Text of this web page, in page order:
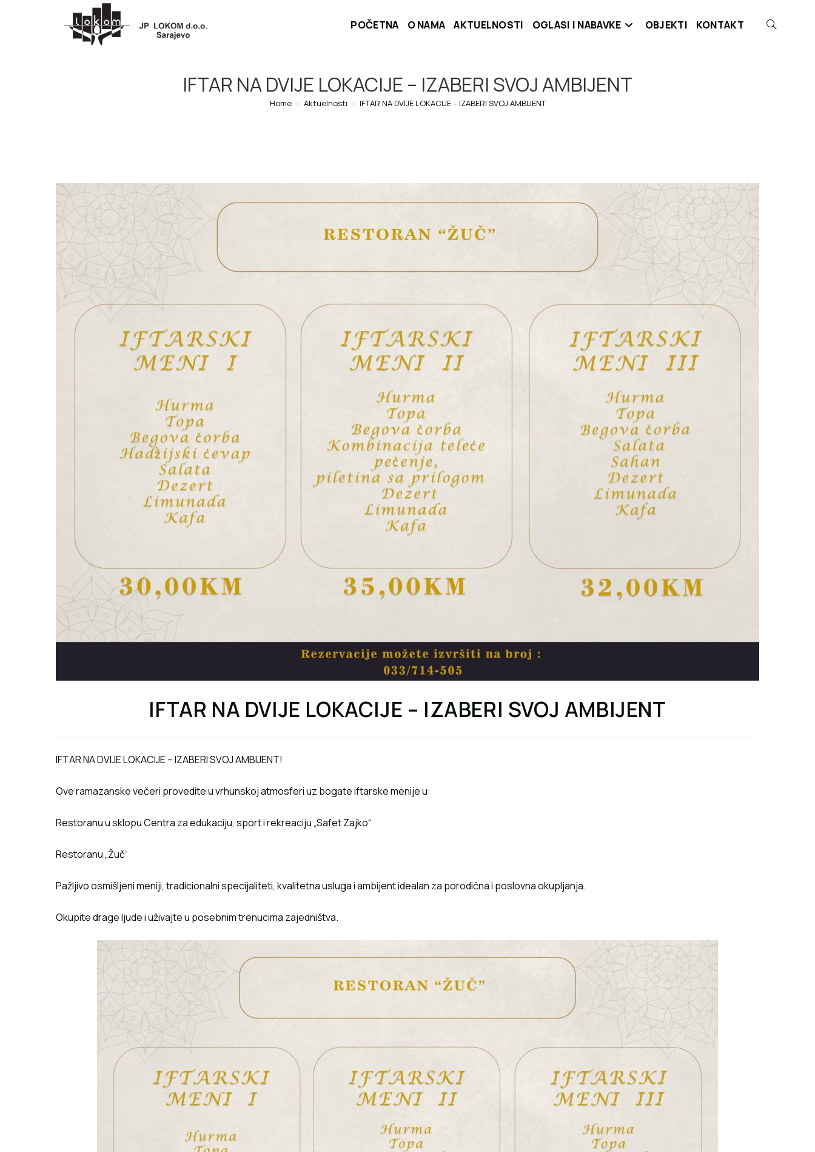
POČETNA O NAMA AKTUELNOSTI OGLASI I NABAVKE OBJEKTI KONTAKT
IFTAR NA DVIJE LOKACIJE – IZABERI SVOJ AMBIJENT
Home > Aktuelnosti > IFTAR NA DVIJE LOKACIJE – IZABERI SVOJ AMBIJENT
IFTAR NA DVIJE LOKACIJE – IZABERI SVOJ AMBIJENT
IFTAR NA DVIJE LOKACIJE – IZABERI SVOJ AMBIJENT!
Ove ramazanske večeri provedite u vrhunskoj atmosferi uz bogate iftarske menije u:
Restoranu u sklopu Centra za edukaciju, sport i rekreaciju „Safet Zajko“
Restoranu „Žuč“
Pažljivo osmišljeni meniji, tradicionalni specijaliteti, kvalitetna usluga i ambijent idealan za porodična i poslovna okupljanja.
Okupite drage ljude i uživajte u posebnim trenucima zajedništva.